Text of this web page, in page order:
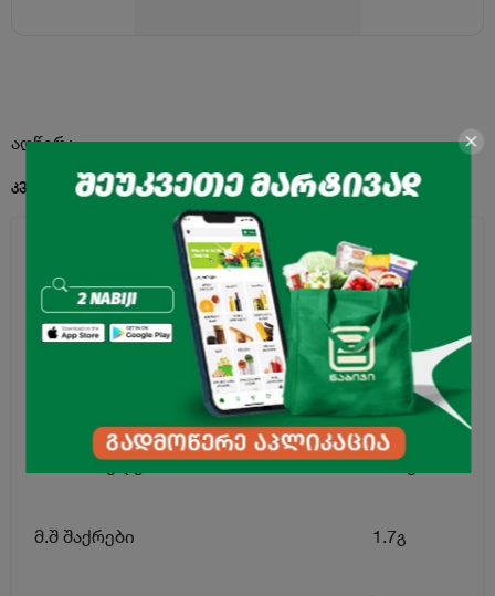
აღწერა
კვებითი ღირებულება 100გ. პროდუქტში:
ენერგეტიკული ღირებულება 506კკალ
ცხიმი 32გ
მ.შ ნაჯერი ცხიმოვანი მჟავები 3.4გ
ნახშირწყლები 48.5გ
მ.შ შაქრები 1.7გ